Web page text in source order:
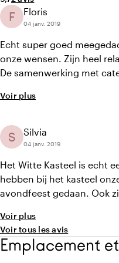
F Floris
04 janv. 2019
Echt super goed
onze wensen. Zijn heel
De samenwerking met
Voir plus
S Silvia
04 janv. 2019
Het Witte Kasteel is echt
hebben bij het kasteel
avondfeest gedaan. Ook
totdat we de dag erna
geregeld en zag er
feest in de kelder was heel
Voir plus
Voir tous les avis
Emplacement